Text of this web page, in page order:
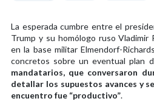
La esperada cumbre entre el
Trump y su homólogo ruso
en la base militar Elmendorf-
concretos sobre un eventual plan
mandatarios, que conversaron
detallar los supuestos avances y
encuentro fue “productivo”.